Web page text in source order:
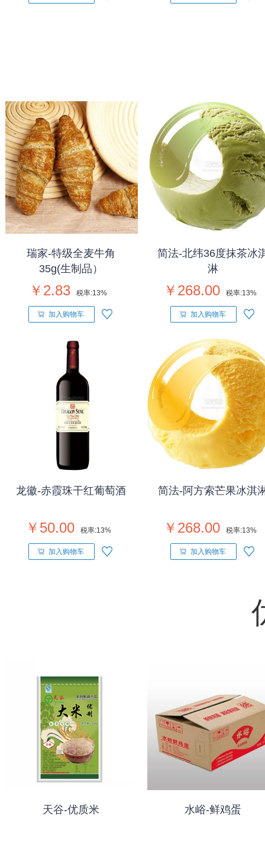
瑞家-特级全麦牛角
35g(生制品）
￥2.83 税率:13%
加入购物车
简法-北纬36度抹茶冰
淋
￥268.00 税率:13%
加入购物车
龙徽-赤霞珠干红葡萄酒
￥50.00 税率:13%
加入购物车
简法-阿方索芒果冰淇
￥268.00 税率:13%
加入购物车
天谷-优质米 水峪-鲜鸡蛋